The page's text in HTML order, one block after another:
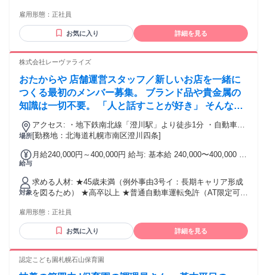
どブランクがあり不安! ・スキルアップしてしっかり稼ぎた
い!
雇用形態： 正社員
お気に入り 詳細を見る
株式会社レーヴァライズ
おたからや 店舗運営スタッフ／新しいお店を一緒に
つくる最初のメンバー募集。 ブランド品や貴金属の
知識は一切不要。 「人と話すことが好き」 そんなあ
なたを歓迎します。
場所
アクセス: ・地下鉄南北線「澄川駅」より徒歩1分 ・自動車通
勤可（駐車場完備）
[勤務地：北海道札幌市南区澄川四条]
給与
月給240,000円～400,000円 給与: 基本給 240,000〜400,000 ※
＜月収例＞ 買取スタッフの場合 ・未経験の中途入社／入社1
年目 月給240,000円＋（インセンティブ）200,000円=440,000
円 ・未経験の中途入社／入社2年目 月給270,000円＋（インセ
ンティブ）300,000円=570,000円 店長の場合 ・未経験の中途
700,000円＝1,000,000円 ・未経験の中途入社／入社4年目 月
給400,000円＋（インセンティブ）1,000,000円＝1,400,000円
対象
求める人材: ★45歳未満（例外事由3号イ：長期キャリア形成
を図るため） ★高卒以上 ★普通自動車運転免許（AT限定可）
転職実績あり ＼ 直近では異業種から転職したスタッフも入社
し、活躍中！ ／ 専門知識や査定の経験は必要ありません。経
験よりも人柄やコミュニケーションを大切にしており、新し
方に向いています＞ ・人と話すことや接客が好きな方 ・お客
雇用形態： 正社員
お気に入り 詳細を見る
認定こども園札幌石山保育園